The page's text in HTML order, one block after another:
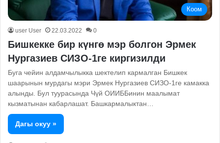
Коом
user User 22.03.2022 0
Бишкекке бир күнгө мэр болгон Эрмек
Нургазиев СИЗО-1ге киргизилди
Буга чейин алдамчылыкка шектелип кармалган Бишкек
шаарынын мурдагы мэри Эрмек Нургазиев СИЗО-1ге камакка
алынды. Бул туурасында Чүй ОИИББинин маалымат
кызматынан кабарлашат. Башкармалыктан…
Дагы окуу »